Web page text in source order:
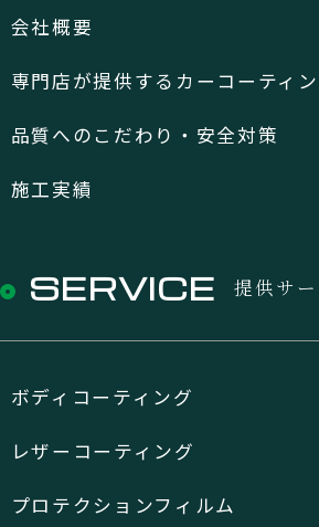
会社概要
専門店が提供するカーコーティ
品質へのこだわり・安全対策
施工実績
SERVICE 提供サ
ボディコーティング
レザーコーティング
プロテクションフィルム